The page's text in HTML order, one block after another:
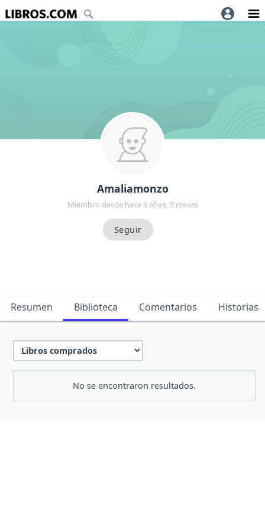
Amaliamonzo
Miembro desde hace 6 años, 5 meses
Resumen Biblioteca Comentarios Historias
No se encontraron resultados.